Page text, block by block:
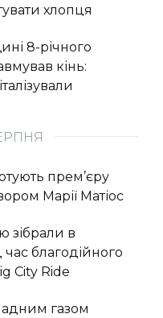
хлопця
8-річного
кінь:
прем’єру
Марії Матіос
зібрали в
час благодійного
Сity Ride
газом